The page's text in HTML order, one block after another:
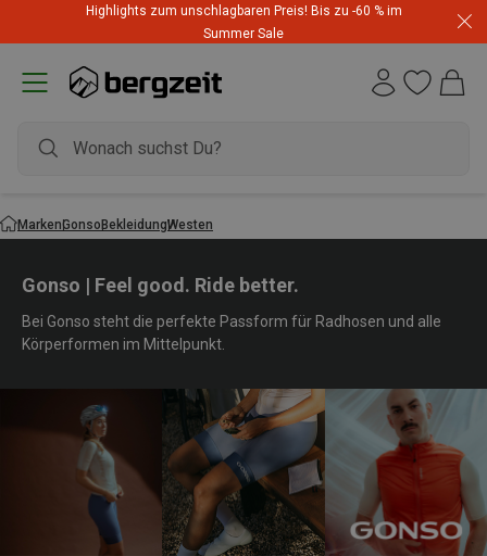
Highlights zum unschlagbaren Preis! Bis zu -60 % im
Summer Sale
MarkenGonsoBekleidungWesten
Gonso | Feel good. Ride better.
Bei Gonso steht die perfekte Passform für Radhosen und alle
Körperformen im Mittelpunkt.